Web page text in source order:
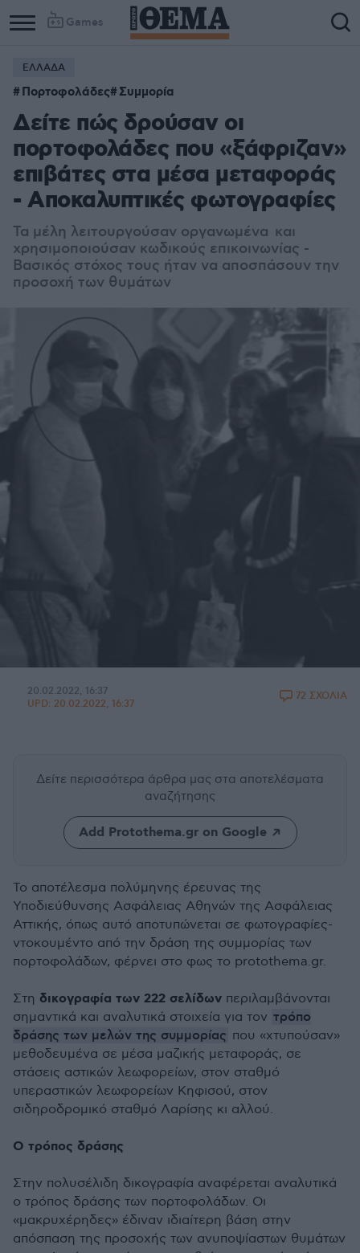
Games
ΕΛΛΑΔΑ
Πορτοφολάδες Συμμορία
Δείτε πώς δρούσαν οι
πορτοφολάδες που «ξάφριζαν»
επιβάτες στα μέσα μεταφοράς
- Αποκαλυπτικές φωτογραφίες
Τα μέλη λειτουργούσαν οργανωμένα και
χρησιμοποιούσαν κωδικούς επικοινωνίας -
Βασικός στόχος τους ήταν να αποσπάσουν την
προσοχή των θυμάτων
20.02.2022, 16:37
UPD: 20.02.2022, 16:37
72 ΣΧΟΛΙΑ
Δείτε περισσότερα άρθρα μας στα αποτελέσματα
αναζήτησης
Add Protothema.gr on Google
Το αποτέλεσμα πολύμηνης έρευνας της
Υποδιεύθυνσης Ασφάλειας Αθηνών της Ασφάλειας
Αττικής, όπως αυτό αποτυπώνεται σε φωτογραφίες-
ντοκουμέντο από την δράση της συμμορίας των
πορτοφολάδων, φέρνει στο φως το protothema.gr.
Στη δικογραφία των 222 σελίδων περιλαμβάνονται
σημαντικά και αναλυτικά στοιχεία για τον τρόπο
δράσης των μελών της συμμορίας που «χτυπούσαν»
μεθοδευμένα σε μέσα μαζικής μεταφοράς, σε
στάσεις αστικών λεωφορείων, στον σταθμό
υπεραστικών λεωφορείων Κηφισού, στον
σιδηροδρομικό σταθμό Λαρίσης κι αλλού.
Ο τρόπος δράσης
Στην πολυσέλιδη δικογραφία αναφέρεται αναλυτικά
ο τρόπος δράσης των πορτοφολάδων. Οι
«μακρυχέρηδες» έδιναν ιδιαίτερη βάση στην
απόσπαση της προσοχής των ανυποψίαστων θυμάτων